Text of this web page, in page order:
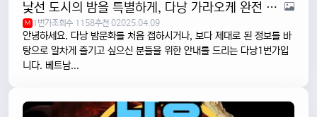
낯선 도시의 밤을 특별하게, 다낭 가라오케 완전 탐방기
M 1번가조회수 1158추천 02025.04.09
안녕하세요. 다낭 밤문화를 처음 접하시거나, 보다 제대로 된 정보를 바
탕으로 알차게 즐기고 싶으신 분들을 위한 안내를 드리는 다낭1번가입
니다. 베트남...